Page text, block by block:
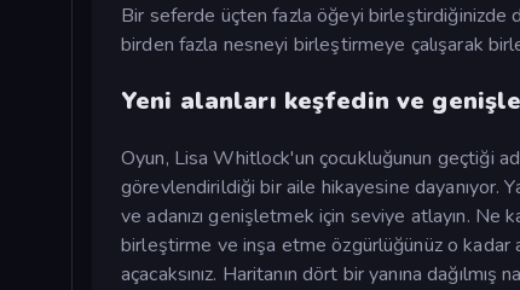
Bir seferde üçten fazla öğeyi birleştirdiğinizde
birden fazla nesneyi birleştirmeye çalışarak
Yeni alanları keşfedin ve
Oyun, Lisa Whitlock'un çocukluğunun geçtiği
görevlendirildiği bir aile hikayesine dayanıyor.
ve adanızı genişletmek için seviye atlayın.
birleştirme ve inşa etme özgürlüğünüz o kadar
açacaksınız. Haritanın dört bir yanına